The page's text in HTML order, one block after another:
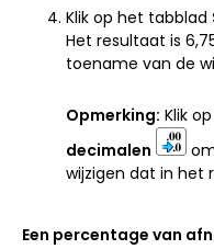
Klik op het tabblad
Het resultaat is
toename van de
Opmerking: Klik op
decimalen
wijzigen dat in het
Een percentage van